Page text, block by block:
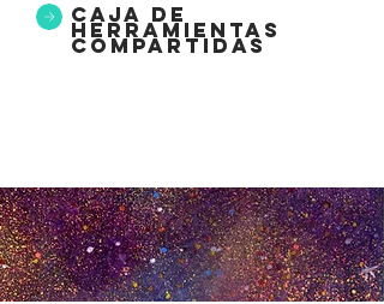
caja de
herramientas
compartidas